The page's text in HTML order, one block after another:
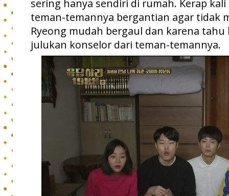
sering hanya sendiri di rumah. Kerap
teman-temannya bergantian agar tidak
Ryeong mudah bergaul dan karena
julukan konselor dari teman-temannya.